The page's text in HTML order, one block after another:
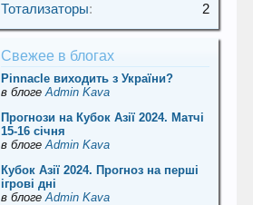
Тотализаторы: 2
Свежее в блогах
Pinnacle виходить з України?
в блогеAdmin Kava
Прогнози на Кубок Азії 2024. Матчі
15-16 січня
в блогеAdmin Kava
Кубок Азії 2024. Прогноз на перші
ігрові дні
в блогеAdmin Kava